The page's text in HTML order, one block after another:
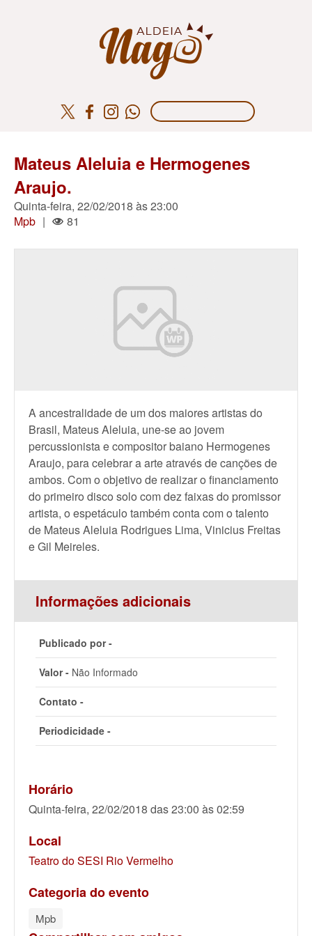
Mateus Aleluia e Hermogenes
Araujo.
Quinta-feira, 22/02/2018 às 23:00
Mpb | 81
A ancestralidade de um dos maiores artistas do
Brasil, Mateus Aleluia, une-se ao jovem
percussionista e compositor baiano Hermogenes
Araujo, para celebrar a arte através de canções de
ambos. Com o objetivo de realizar o financiamento
do primeiro disco solo com dez faixas do promissor
artista, o espetáculo também conta com o talento
de Mateus Aleluia Rodrigues Lima, Vinicius Freitas
e Gil Meireles.
Informações adicionais
Publicado por -
Valor - Não Informado
Contato -
Periodicidade -
Horário
Quinta-feira, 22/02/2018 das 23:00 às 02:59
Local
Teatro do SESI Rio Vermelho
Categoria do evento
Mpb